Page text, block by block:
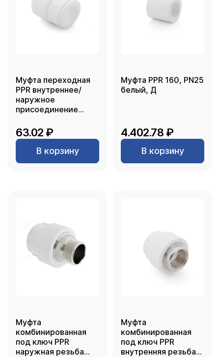
Муфта переходная
PPR внутреннее/
наружное
присоединение
63.02 ₽
В корзину
Муфта PPR 160, PN25
белый, Д
4.402.78 ₽
В корзину
Муфта
комбинированная
под ключ PPR
наружная резьба
Муфта
комбинированная
под ключ PPR
внутренняя резьба